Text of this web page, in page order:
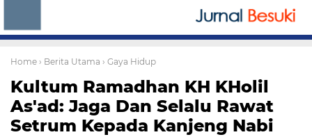
Home › Berita Utama › Gaya Hidup
Kultum Ramadhan KH KHolil
As'ad: Jaga Dan Selalu Rawat
Setrum Kepada Kanjeng Nabi